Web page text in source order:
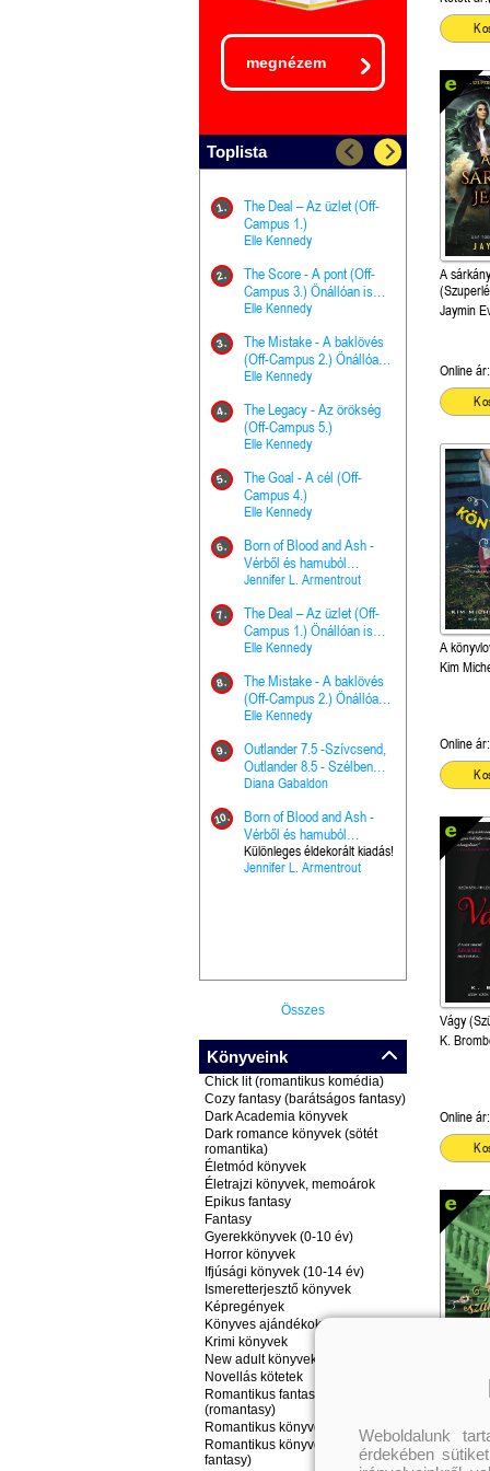
megnézem
Toplista
1.
The Deal – Az üzlet (Off-
Campus 1.)
Elle Kennedy
2.
The Score - A pont (Off-
Campus 3.) Önállóan is
olvasható!
Elle Kennedy
3.
The Mistake - A baklövés
(Off-Campus 2.) Önállóan
is olvasható!
Elle Kennedy
4.
The Legacy - Az örökség
(Off-Campus 5.)
Elle Kennedy
5.
The Goal - A cél (Off-
Campus 4.)
Elle Kennedy
6.
Born of Blood and Ash -
Vérből és hamuból
született (Hús és tűz 4.)
Jennifer L. Armentrout
7.
The Deal – Az üzlet (Off-
Campus 1.) Önállóan is
olvasható!
Elle Kennedy
8.
The Mistake - A baklövés
(Off-Campus 2.) Önállóan
is olvasható!
Elle Kennedy
9.
Outlander 7.5 -Szívcsend,
Outlander 8.5 - Szélben
sodródó falevél
Diana Gabaldon
10.
Born of Blood and Ash -
Vérből és hamuból
született (Hús és tűz 4.)
Különleges éldekorált kiadás!
Jennifer L. Armentrout
The Goal
Campus
olvasható!
Elle
Grace
Előhírnök-
Jennifer L.
Elle
(A csont
Harper L.
The
the Priest - Vallomások: A
Pap
Ella Frank
Ashen
trón
kiadás!
Marie
A téli
munkafüzet
Bayné
Ashen
trón
Diana
Összes
Könyveink
Chick lit (romantikus komédia)
Cozy fantasy (barátságos fantasy)
Dark Academia könyvek
Dark romance könyvek (sötét
romantika)
Életmód könyvek
Életrajzi könyvek, memoárok
Epikus fantasy
Fantasy
Gyerekkönyvek (0-10 év)
Horror könyvek
Ifjúsági könyvek (10-14 év)
Ismeretterjesztő könyvek
Képregények
Könyves ajándékok
Krimi könyvek
New adult könyvek
Novellás kötetek
Romantikus fantasy könyvek
(romantasy)
Romantikus könyvek
Romantikus könyvek (nem
fantasy)
A
Jaymin
Online ár:
A
Kim
Online ár:
Vágy
K.
Online ár:
A
Önállóan
Sarah
Weboldalunk
érdekében